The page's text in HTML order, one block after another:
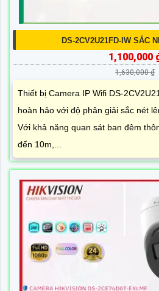
DS-2CV2U21FD-IW SẮC
1,100,000
1,630,000 ₫
Thiết bị Camera IP Wifi DS-
hoàn hảo với độ phân giải sắc nét
Với khả năng quan sát ban đêm
đến 10m,...